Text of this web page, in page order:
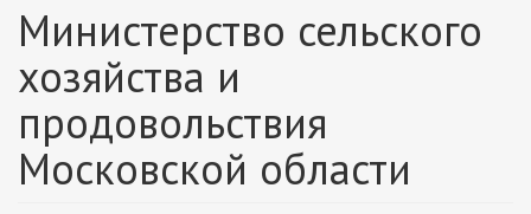
Министерство сельского
хозяйства и
продовольствия
Московской области